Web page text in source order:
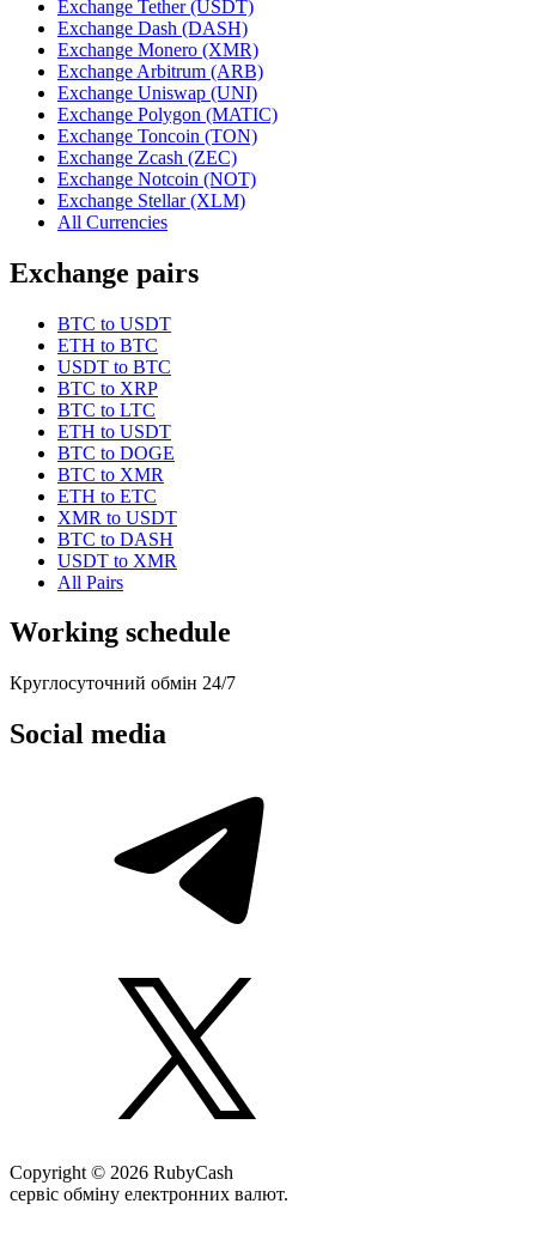
Exchange Tether (USDT)
Exchange Dash (DASH)
Exchange Monero (XMR)
Exchange Arbitrum (ARB)
Exchange Uniswap (UNI)
Exchange Polygon (MATIC)
Exchange Toncoin (TON)
Exchange Zcash (ZEC)
Exchange Notcoin (NOT)
Exchange Stellar (XLM)
All Currencies
Exchange pairs
BTC to USDT
ETH to BTC
USDT to BTC
BTC to XRP
BTC to LTC
ETH to USDT
BTC to DOGE
BTC to XMR
ETH to ETC
XMR to USDT
BTC to DASH
USDT to XMR
All Pairs
Working schedule
Круглосуточний обмін 24/7
Social media
Copyright © 2026 RubyCash
сервіс обміну електронних валют.